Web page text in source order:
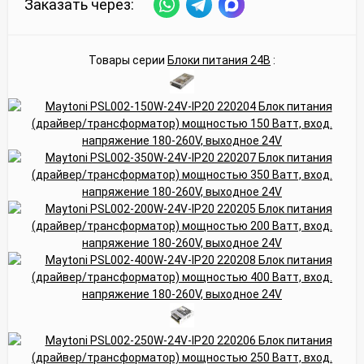
Заказать через:
Товары серии Блоки питания 24В :